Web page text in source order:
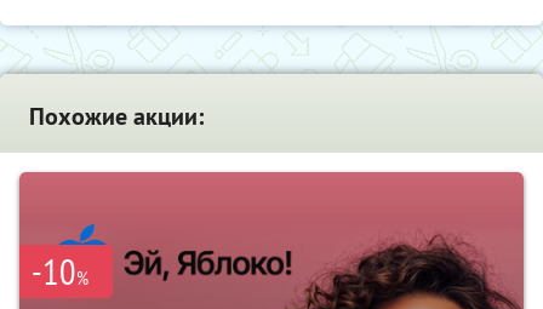
Похожие акции:
-10%